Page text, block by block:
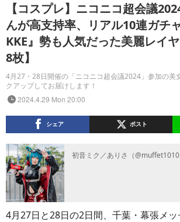
【コスプレ】ニコニコ超会議
んが高支持率、リアル10連ガチ
KKE』勢も人気だった美麗レイ
8枚】
4月27・28日開催の「ニコニコ超会議2024」参加の美
クアップしてお届けします！
2024.4.29 Mon 20:00
シェア ポスト
初音ミク／ありさ（@muffet1010
4月27日と28日の2日間、千葉・幕張メ